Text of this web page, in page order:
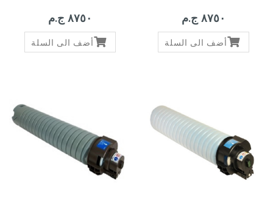
٨٧٥٠ ج.م
أضف الى السلة
٨٧٥٠ ج.م
أضف الى السلة